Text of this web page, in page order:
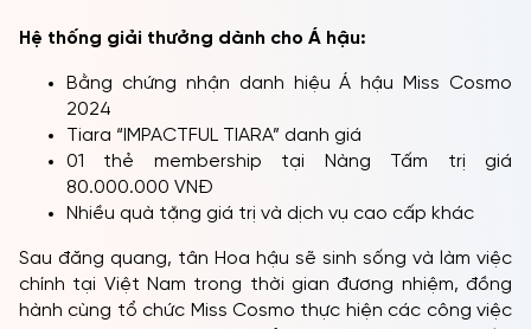
liêng nhất cũng đã đến, các danh hiệu lần lượt thuộc
Hoa hậu: Miss Cosmo Indonesia – Ketut Permata
Juliastrid
Á hậu: Miss Cosmo Thailand – Karnruethai Tassabut
Hệ thống giải thưởng dành cho Hoa hậu:
Bằng chứng nhận danh hiệu Miss Cosmo 2024
Vương miện “IMPACTFUL CROWN” danh giá